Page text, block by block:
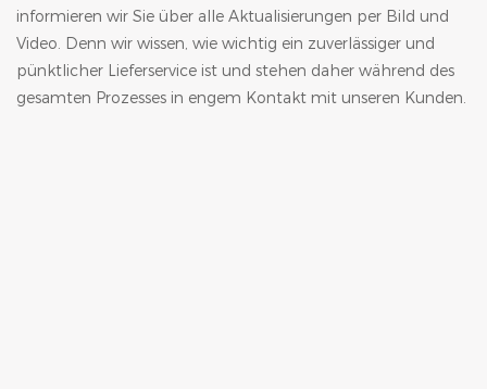
informieren wir Sie über alle Aktualisierungen per Bild und
Video. Denn wir wissen, wie wichtig ein zuverlässiger und
pünktlicher Lieferservice ist und stehen daher während des
gesamten Prozesses in engem Kontakt mit unseren Kunden.